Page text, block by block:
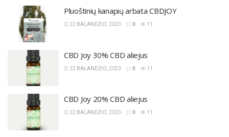
Pluoštinių kanapių arbata CBDJOY
22 BALANDŽIO, 2023 0 11
CBD Joy 30% CBD aliejus
22 BALANDŽIO, 2023 0 11
CBD Joy 20% CBD aliejus
22 BALANDŽIO, 2023 0 11